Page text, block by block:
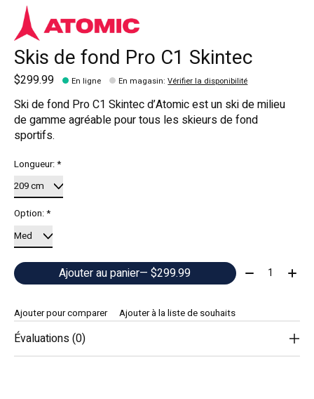
Skis de fond Pro C1 Skintec
$299.99 En ligne En magasin:Vérifier la disponibilité
Ski de fond Pro C1 Skintec d’Atomic est un ski de milieu
de gamme agréable pour tous les skieurs de fond
sportifs.
Longueur:*
Option:*
Ajouter au panier — $299.99 Quantité:
Ajouter pour comparer Ajouter à la liste de souhaits
Évaluations (0)